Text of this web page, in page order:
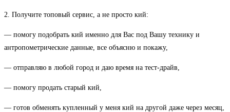
2. Получите топовый сервис, а не просто кий:
— помогу подобрать кий именно для Вас под Вашу технику и
антропометрические данные, все объясню и покажу,
— отправляю в любой город и даю время на тест-драйв,
— помогу продать старый кий,
— готов обменять купленный у меня кий на другой даже через месяц,